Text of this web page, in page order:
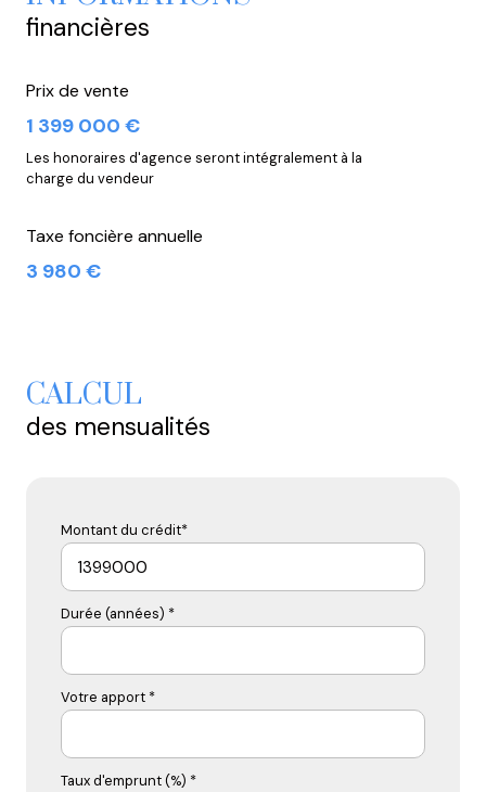
financières
Prix de vente
1 399 000 €
Les honoraires d'agence seront intégralement à la
charge du vendeur
Taxe foncière annuelle
3 980 €
CALCUL
des mensualités
Montant du crédit*
Durée (années) *
Votre apport *
Taux d'emprunt (%) *